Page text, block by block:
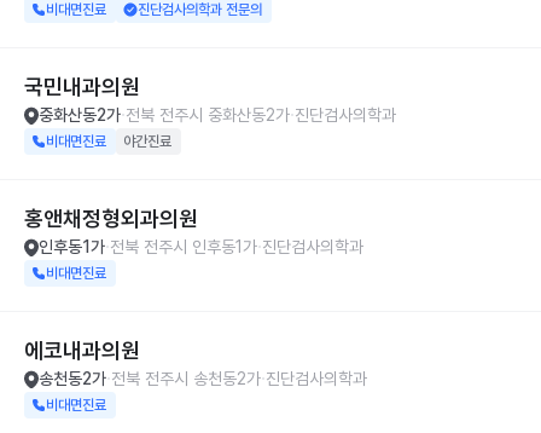
비대면진료 진단검사의학과 전문의
국민내과의원
중화산동2가 전북 전주시 중화산동2가 진단검사의학과
비대면진료 야간진료
홍앤채정형외과의원
인후동1가 전북 전주시 인후동1가 진단검사의학과
비대면진료
에코내과의원
송천동2가 전북 전주시 송천동2가 진단검사의학과
비대면진료